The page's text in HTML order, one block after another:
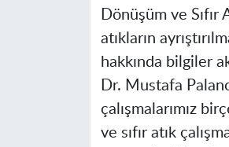
Dönüşüm ve
atıkların
hakkında bilgiler
Dr. Mustafa
çalışmalarımız
ve sıfır atık